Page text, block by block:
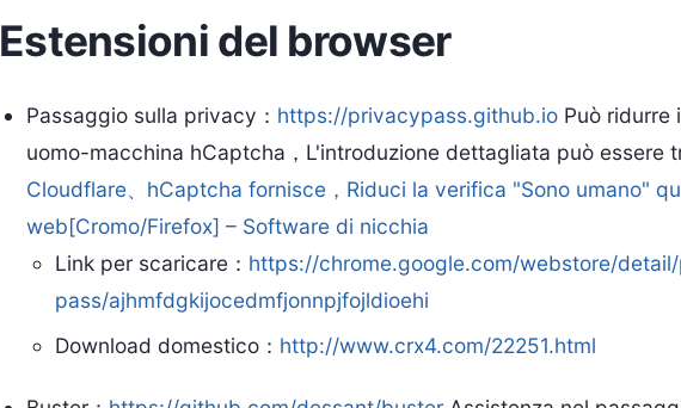
Estensioni del browser
Passaggio sulla privacy： https://privacypass.github.io Può ridurre
uomo-macchina hCaptcha，L'introduzione dettagliata può essere
Cloudflare、hCaptcha fornisce，Riduci la verifica "Sono umano"
web[Cromo/Firefox] – Software di nicchia
Link per scaricare： https://chrome.google.com/webstore/
pass/ajhmfdgkijocedmfjonnpjfojldioehi
Download domestico： http://www.crx4.com/22251.html